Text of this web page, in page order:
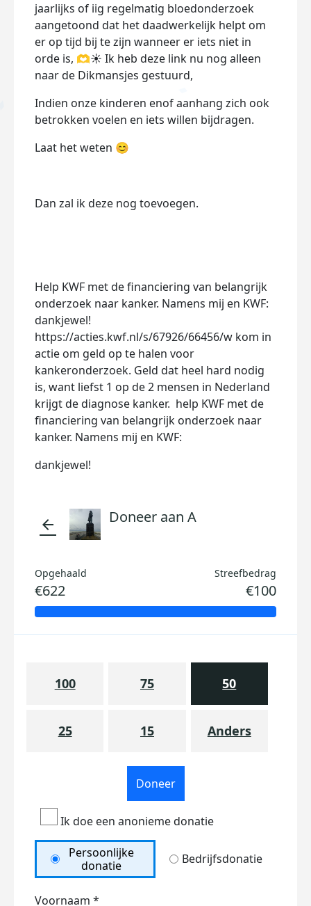
jaarlijks of iig regelmatig bloedonderzoek
aangetoond dat het daadwerkelijk helpt om
er op tijd bij te zijn wanneer er iets niet in
orde is, 🫶☀️ Ik heb deze link nu nog alleen
naar de Dikmansjes gestuurd,
Indien onze kinderen enof aanhang zich ook
betrokken voelen en iets willen bijdragen.
Laat het weten 😊
Dan zal ik deze nog toevoegen.
Help KWF met de financiering van belangrijk
onderzoek naar kanker. Namens mij en KWF:
dankjewel!
https://acties.kwf.nl/s/67926/66456/w kom in
actie om geld op te halen voor
kankeronderzoek. Geld dat heel hard nodig
is, want liefst 1 op de 2 mensen in Nederland
krijgt de diagnose kanker. help KWF met de
financiering van belangrijk onderzoek naar
kanker. Namens mij en KWF:
dankjewel!
arrow_back Doneer aan A
Opgehaald
€622
Streefbedrag
€100
100 75 50
25 15 Anders
Doneer
Ik doe een anonieme donatie
Persoonlijke
donatie
Bedrijfsdonatie
Voornaam *